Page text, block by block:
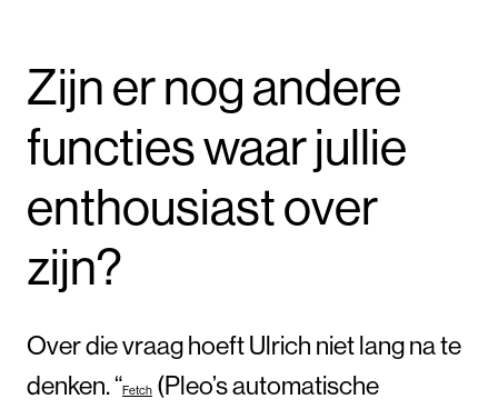
Zijn er nog andere
functies waar jullie
enthousiast over
zijn?
Over die vraag hoeft Ulrich niet lang na te
denken. “Fetch (Pleo’s automatische